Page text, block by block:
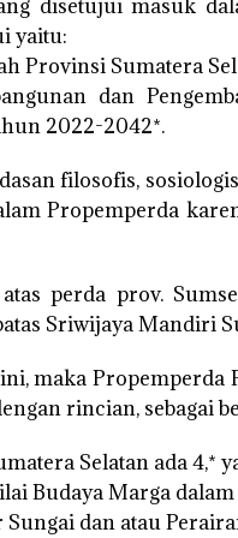
disetujui masuk
yaitu:
Provinsi Sumatera
dan
2022-2042*.
filosofis,
Propemperda
perda prov.
Sriwijaya Mandiri
maka Propemperda
rincian, sebagai
Selatan ada 4,*
Budaya Marga
Sungai dan atau